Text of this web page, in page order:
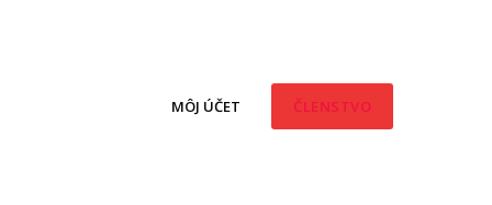
MÔJ ÚČET ČLENSTVO